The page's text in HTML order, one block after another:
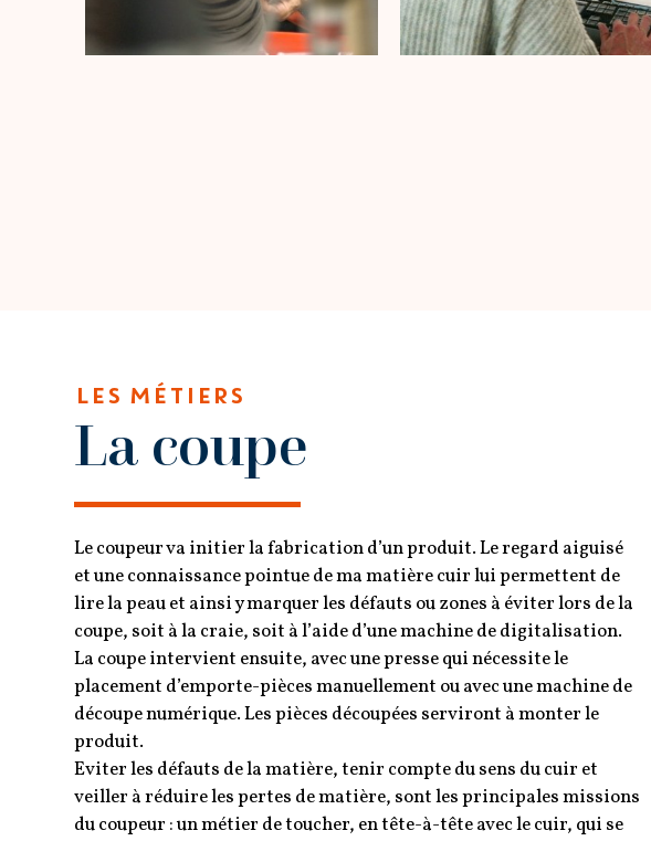
LES MÉTIERS
La coupe
Le coupeur va initier la fabrication d’un produit. Le regard aiguisé
et une connaissance pointue de ma matière cuir lui permettent de
lire la peau et ainsi y marquer les défauts ou zones à éviter lors de la
coupe, soit à la craie, soit à l’aide d’une machine de digitalisation.
La coupe intervient ensuite, avec une presse qui nécessite le
placement d’emporte-pièces manuellement ou avec une machine de
découpe numérique. Les pièces découpées serviront à monter le
produit.
Eviter les défauts de la matière, tenir compte du sens du cuir et
veiller à réduire les pertes de matière, sont les principales missions
du coupeur : un métier de toucher, en tête-à-tête avec le cuir, qui se